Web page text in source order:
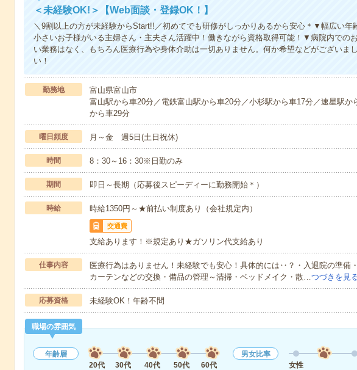
＜未経験OK!＞【Web面談・登録OK！】
＼9割以上の方が未経験からStart!!／初めてでも研修がしっかりあるから安心＊▼幅広い年
小さいお子様がいる主婦さん・主夫さん活躍中！働きながら資格取得可能！▼病院内での
い業務はなく、もちろん医療行為や身体介助は一切ありません。何か希望などがございま
い！
勤務地
富山県富山市
富山駅から車20分／電鉄富山駅から車20分／小杉駅から車17分／速星駅か
から車29分
曜日頻度 月～金 週5日(土日祝休)
時間 8：30～16：30※日勤のみ
期間 即日～長期（応募後スピーディーに勤務開始＊）
時給 時給1350円～★前払い制度あり（会社規定内）
交通費
支給あります！※規定あり★ガソリン代支給あり
仕事内容
医療行為はありません！未経験でも安心！具体的には‥？・入退院の準備
カーテンなどの交換・備品の管理～清掃・ベッドメイク・散…つづきを見
応募資格 未経験OK！年齢不問
職場の雰囲気
年齢層
20代
30代 40代 50代 60代
男女比率
女性